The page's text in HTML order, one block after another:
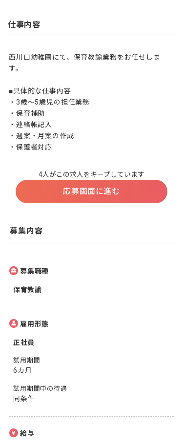
仕事内容
西川口幼稚園にて、保育教諭業務をお任せしま
す。
■具体的な仕事内容
・3歳～5歳児の担任業務
・保育補助
・連絡帳記入
・週案・月案の作成
・保護者対応
4人がこの求人をキープしています
応募画面に進む
募集内容
募集職種
保育教諭
雇用形態
正社員
試用期間
6カ月
試用期間中の待遇
同条件
給与